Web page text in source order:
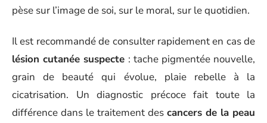
pèse sur l’image de soi, sur le moral, sur le quotidien.
Il est recommandé de consulter rapidement en cas de
lésion cutanée suspecte : tache pigmentée nouvelle,
grain de beauté qui évolue, plaie rebelle à la
cicatrisation. Un diagnostic précoce fait toute la
différence dans le traitement des cancers de la peau